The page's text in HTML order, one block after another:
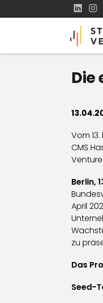
Die
Vom
CMS
Venture
Berlin,
April
zu
Das
Seed-